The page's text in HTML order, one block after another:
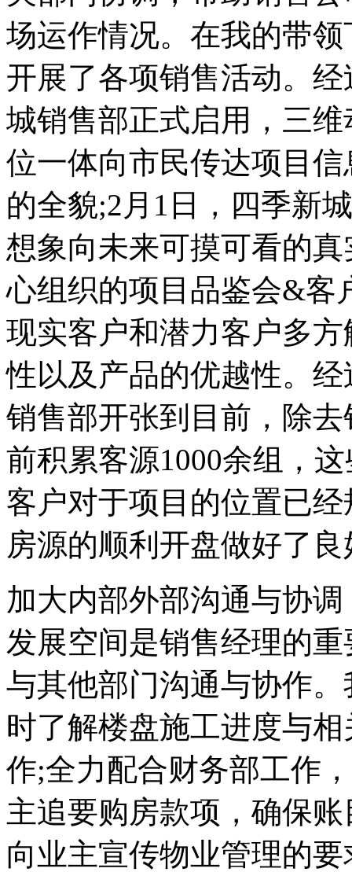
场运作情况。在我的带
开展了各项销售活动。
城销售部正式启用，三
位一体向市民传达项目
的全貌;2月1日，四季新
想象向未来可摸可看的
心组织的项目品鉴会&客
现实客户和潜力客户多
性以及产品的优越性。
销售部开张到目前，除
前积累客源1000余组，
客户对于项目的位置已
房源的顺利开盘做好了
加大内部外部沟通与协
发展空间是销售经理的
与其他部门沟通与协作
时了解楼盘施工进度与
作;全力配合财务部工作
主追要购房款项，确保
向业主宣传物业管理的